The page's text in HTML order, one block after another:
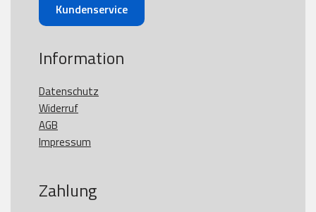
Kundenservice
Information
Datenschutz
Widerruf
AGB
Impressum
Zahlung